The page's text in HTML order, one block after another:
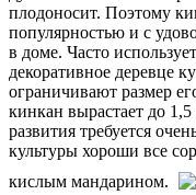
плодоносит. Поэтому
популярностью и с
в доме. Часто
декоративное деревце
ограничивают размер
кинкан вырастает до
развития требуется
культуры хороши все
кислым мандарином.